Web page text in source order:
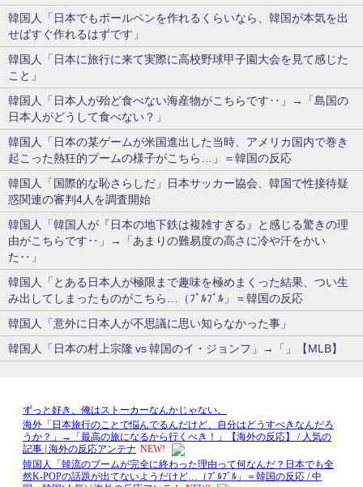
韓国人「日本でもボールペンを作れるくらいなら、韓国が本気を出
せばすぐ作れるはずです」
韓国人「日本に旅行に来て実際に高校野球甲子園大会を見て感じた
こと」
韓国人「日本人が殆ど食べない海産物がこちらです‥」→「島国の
日本人がどうして食べない？」
韓国人「日本の某ゲームが米国進出した当時、アメリカ国内で巻き
起こった熱狂的ブームの様子がこちら…」＝韓国の反応
韓国人「国際的な恥さらしだ」日本サッカー協会、韓国で性接待疑
惑関連の審判4人を調査開始
韓国人「韓国人が『日本の地下鉄は複雑すぎる』と感じる驚きの理
由がこちらです‥」→「あまりの難易度の高さに冷や汗をかい
た‥」
韓国人「とある日本人が極限まで趣味を極めまくった結果、つい生
み出してしまったものがこちら…（ﾌﾞﾙﾌﾞﾙ」＝韓国の反応
韓国人「意外に日本人が不思議に思い知らなかった事」
韓国人「日本の村上宗隆 vs 韓国のイ・ジョンフ」→「」【MLB】